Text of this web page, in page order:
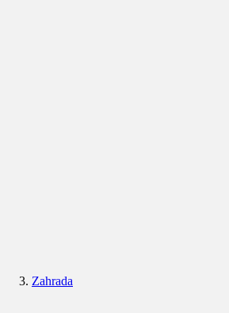
Zahrada